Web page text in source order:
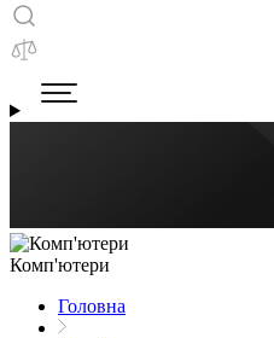
Комп'ютери
Головна